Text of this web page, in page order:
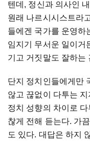
텐데, 정신과 의사인
원래 나르시시스트라
들에겐 국가를 운영하
임지기 무서운 일이거
기고 거짓말도 잘하는
단지 정치인들에게만
않고 끊없이 다투는
정치 성향의 차이로
찮게 전해 듣는다. 가
도 있다. 대답은 하지